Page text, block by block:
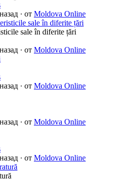
· от Moldova Online
sale în diferite țări
sale în diferite țări
· от Moldova Online
· от Moldova Online
· от Moldova Online
· от Moldova Online